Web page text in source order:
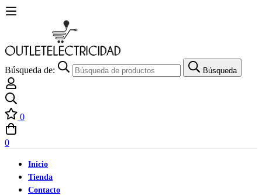
Búsqueda de: Búsqueda
0
0
Inicio
Tienda
Contacto